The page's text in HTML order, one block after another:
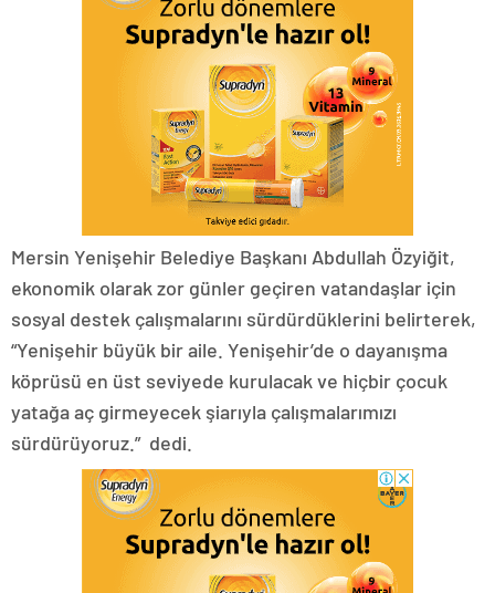
Mersin Yenişehir Belediye Başkanı Abdullah Özyiğit,
ekonomik olarak zor günler geçiren vatandaşlar için
sosyal destek çalışmalarını sürdürdüklerini belirterek,
“Yenişehir büyük bir aile. Yenişehir’de o dayanışma
köprüsü en üst seviyede kurulacak ve hiçbir çocuk
yatağa aç girmeyecek şiarıyla çalışmalarımızı
sürdürüyoruz.” dedi.